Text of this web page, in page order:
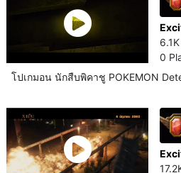
0
โปเกมอน นักสืบพิคาชู POKEMON